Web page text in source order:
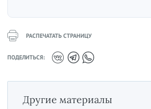
РАСПЕЧАТАТЬ СТРАНИЦУ
ПОДЕЛИТЬСЯ:
Другие материалы